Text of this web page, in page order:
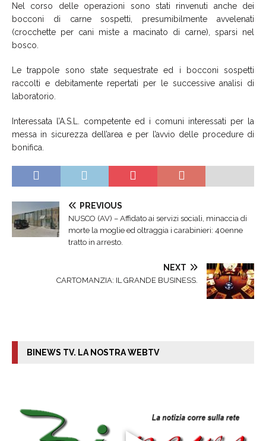
Nel corso delle operazioni sono stati rinvenuti anche dei
bocconi di carne sospetti, presumibilmente avvelenati
(crocchette per cani miste a macinato di carne), sparsi nel
bosco.
Le trappole sono state sequestrate ed i bocconi sospetti
raccolti e debitamente repertati per le successive analisi di
laboratorio.
Interessata l’A.S.L. competente ed i comuni interessati per la
messa in sicurezza dell’area e per l’avvio delle procedure di
bonifica.
PREVIOUS
NUSCO (AV) – Affidato ai servizi sociali, minaccia di
morte la moglie ed oltraggia i carabinieri: 40enne
tratto in arresto.
NEXT
CARTOMANZIA: IL GRANDE BUSINESS.
BINEWS TV. LA NOSTRA WEBTV